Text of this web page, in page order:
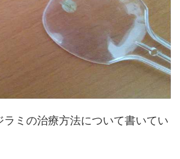
ラミの治療方法について書いてい